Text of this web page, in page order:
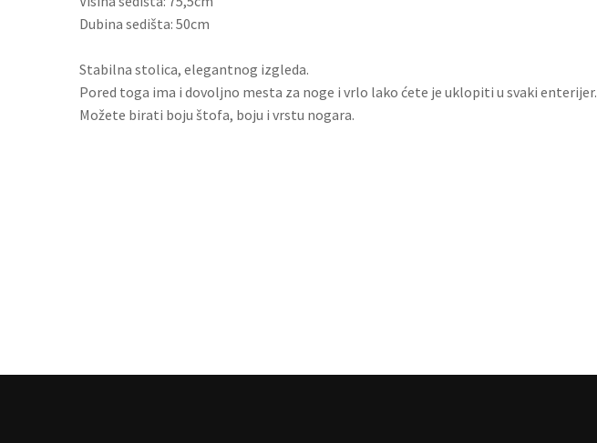
Dubina sedišta: 50cm
Stabilna stolica, elegantnog izgleda.
Pored toga ima i dovoljno mesta za noge i vrlo lako ćete je uklopiti u svaki enterijer.
Možete birati boju štofa, boju i vrstu nogara.